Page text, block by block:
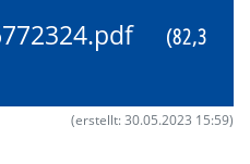
(82,3
(erstellt: 30.05.2023 15:59)